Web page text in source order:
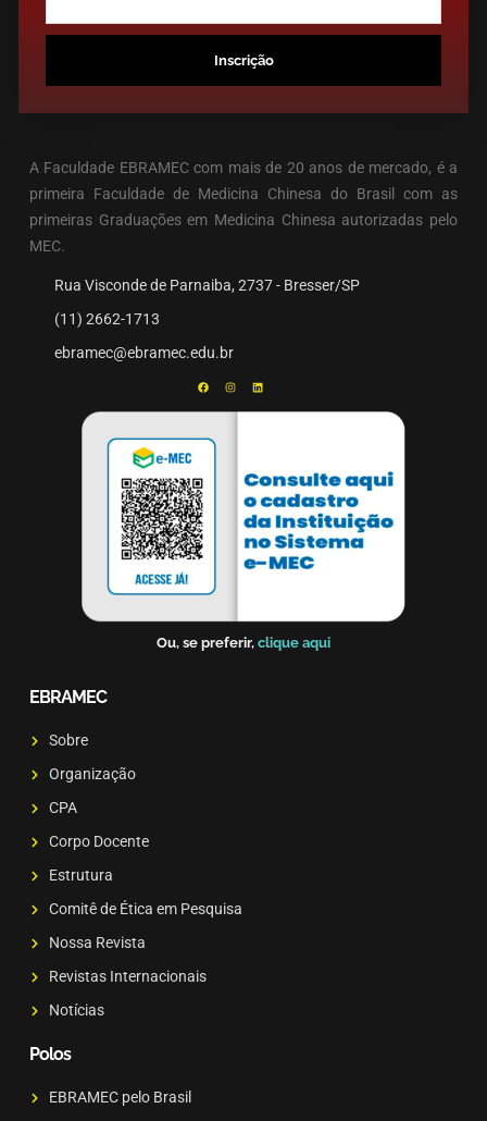
Inscrição
A Faculdade EBRAMEC com mais de 20 anos de mercado, é a
primeira Faculdade de Medicina Chinesa do Brasil com as
primeiras Graduações em Medicina Chinesa autorizadas pelo
MEC.
Rua Visconde de Parnaiba, 2737 - Bresser/SP
(11) 2662-1713
ebramec@ebramec.edu.br
Ou, se preferir, clique aqui
EBRAMEC
Sobre
Organização
CPA
Corpo Docente
Estrutura
Comitê de Ética em Pesquisa
Nossa Revista
Revistas Internacionais
Notícias
Polos
EBRAMEC pelo Brasil